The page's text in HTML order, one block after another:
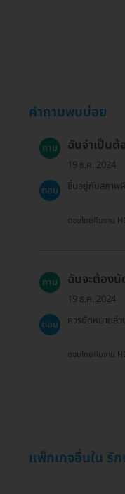
คำถามพบบ่อย
ถาม ฉันจำเป็น
19 ธ.ค. 2024
ตอบ
ขึ้นอยู่กับสภาพ
ตอบโดยทีมงาน
ถาม ฉันจะต้อง
19 ธ.ค. 2024
ตอบ
ควรนัดหมายล่ว
ตอบโดยทีมงาน
แพ็กเกจอื่นใน รั